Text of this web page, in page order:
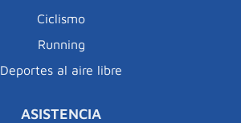
Ciclismo
Running
Deportes al aire libre
ASISTENCIA